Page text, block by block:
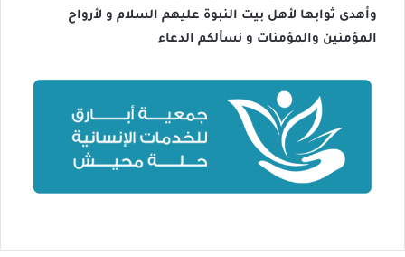
وأهدى ثوابها لأهل بيت النبوة عليهم السلام و لأرواح
المؤمنين والمؤمنات و نسألكم الدعاء